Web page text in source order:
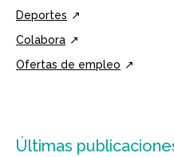
Deportes
Colabora
Ofertas de empleo
Últimas